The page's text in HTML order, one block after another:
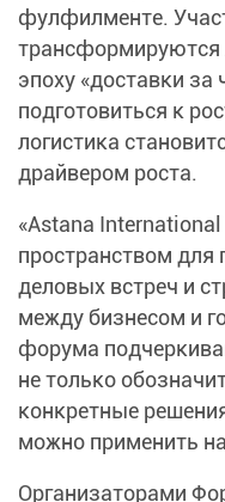
фулфилменте.
трансформируются
эпоху «доставки за
подготовиться к
логистика
драйвером роста.
«Astana International
пространством для
деловых встреч и
между бизнесом и
форума
не только
конкретные
можно применить
Организаторами